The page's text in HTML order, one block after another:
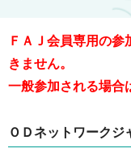
ＦＡＪ会員専用の
きません。
一般参加される場合
ＯＤネットワークジ